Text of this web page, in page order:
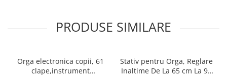
PRODUSE SIMILARE
Orga electronica copii, 61
clape,instrument
Stativ pentru Orga, Reglare
Inaltime De La 65 cm La 96